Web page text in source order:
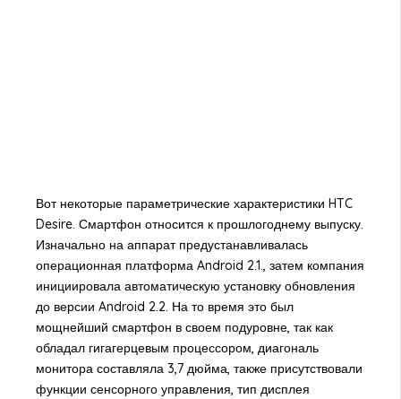
Вот некоторые параметрические характеристики HTC
Desire. Смартфон относится к прошлогоднему выпуску.
Изначально на аппарат предустанавливалась
операционная платформа Android 2.1., затем компания
инициировала автоматическую установку обновления
до версии Android 2.2. На то время это был
мощнейший смартфон в своем подуровне, так как
обладал гигагерцевым процессором, диагональ
монитора составляла 3,7 дюйма, также присутствовали
функции сенсорного управления, тип дисплея